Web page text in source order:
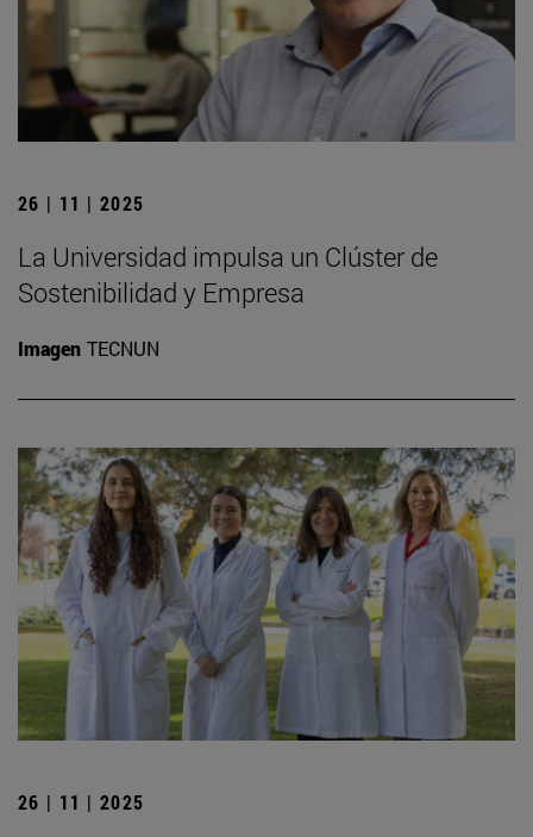
26 | 11 | 2025
La Universidad impulsa un Clúster de
Sostenibilidad y Empresa
Imagen TECNUN
26 | 11 | 2025